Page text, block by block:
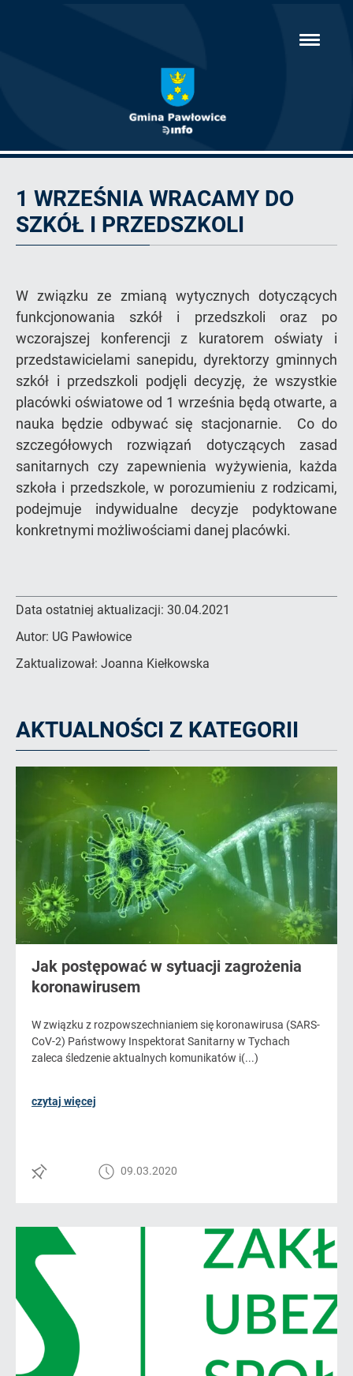
1 WRZEŚNIA WRACAMY DO
SZKÓŁ I PRZEDSZKOLI
W związku ze zmianą wytycznych dotyczących
funkcjonowania szkół i przedszkoli oraz po
wczorajszej konferencji z kuratorem oświaty i
przedstawicielami sanepidu, dyrektorzy gminnych
szkół i przedszkoli podjęli decyzję, że wszystkie
placówki oświatowe od 1 września będą otwarte, a
nauka będzie odbywać się stacjonarnie. Co do
szczegółowych rozwiązań dotyczących zasad
sanitarnych czy zapewnienia wyżywienia, każda
szkoła i przedszkole, w porozumieniu z rodzicami,
podejmuje indywidualne decyzje podyktowane
konkretnymi możliwościami danej placówki.
Data ostatniej aktualizacji: 30.04.2021
Autor: UG Pawłowice
Zaktualizował: Joanna Kiełkowska
AKTUALNOŚCI Z KATEGORII
Jak postępować w sytuacji zagrożenia
koronawirusem
W związku z rozpowszechnianiem się koronawirusa (SARS-
CoV-2) Państwowy Inspektorat Sanitarny w Tychach
zaleca śledzenie aktualnych komunikatów i(...)
czytaj więcej
09.03.2020